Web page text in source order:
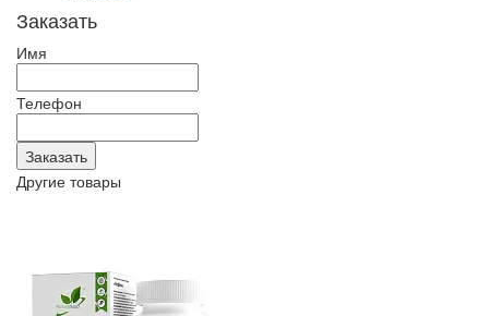
Заказать
Имя
Телефон
Другие товары